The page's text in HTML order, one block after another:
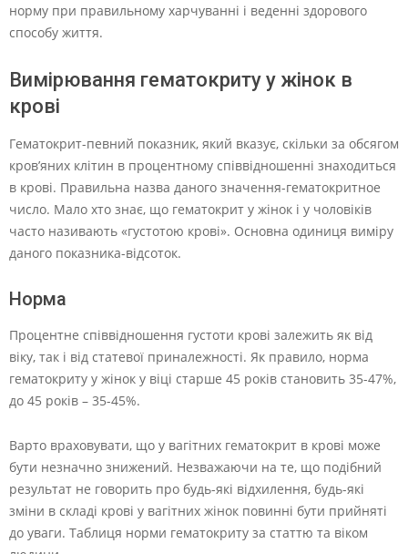
норму при правильному харчуванні і веденні здорового
способу життя.
Вимірювання гематокриту у жінок в
крові
Гематокрит-певний показник, який вказує, скільки за обсягом
кров’яних клітин в процентному співвідношенні знаходиться
в крові. Правильна назва даного значення-гематокритное
число. Мало хто знає, що гематокрит у жінок і у чоловіків
часто називають «густотою крові». Основна одиниця виміру
даного показника-відсоток.
Норма
Процентне співвідношення густоти крові залежить як від
віку, так і від статевої приналежності. Як правило, норма
гематокриту у жінок у віці старше 45 років становить 35-47%,
до 45 років – 35-45%.
Варто враховувати, що у вагітних гематокрит в крові може
бути незначно знижений. Незважаючи на те, що подібний
результат не говорить про будь-які відхилення, будь-які
зміни в складі крові у вагітних жінок повинні бути прийняті
до уваги. Таблиця норми гематокриту за статтю та віком